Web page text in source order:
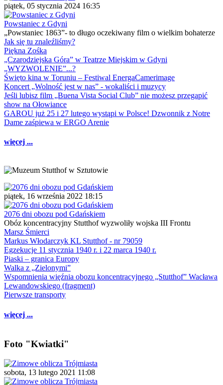
piątek, 05 stycznia 2024 16:35
Powstaniec z Gdyni
„Powstaniec 1863”- to długo oczekiwany film o wielkim bohaterze
Jak się tu znaleźliśmy?
Piękna Zośka
„Czarodziejska Góra” w Teatrze Miejskim w Gdyni
„WYZWOLENIE”...?
Święto kina w Toruniu – Festiwal EnergaCamerimage
Koncert „Wolność jest w nas” - wokaliści i muzycy
Jeśli lubisz film „Buena Vista Social Club” nie możesz przegapić
show na Ołowiance
GAROU już 25 i 27 lutego wystąpi w Polsce! Dzwonnik z Notre
Dame zaśpiewa w ERGO Arenie
więcej ...
piątek, 16 września 2022 18:15
2076 dni obozu pod Gdańskiem
Obóz koncentracyjny Stutthof wyzwoliły wojska III Frontu
Marsz Śmierci
Markus Włodarczyk KL Stutthof - nr 79059
Egzekucje 11 stycznia 1940 r. i 22 marca 1940 r.
Piaski – granica Europy
Walka z „Zielonymi”
Wspomnienia więźnia obozu koncentracyjnego „Stutthof” Wacława
Lewandowskiego (fragment)
Pierwsze transporty
więcej ...
Foto "Kwiatki"
sobota, 13 lutego 2021 11:08